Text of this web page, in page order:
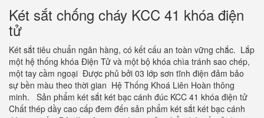
Két sắt chống cháy KCC 41 khóa điện
tử
Két sắt tiêu chuẩn ngân hàng, có kết cấu an toàn vững chắc. Lắp
một hệ thống khóa Điện Tử và một bộ khóa chìa tránh sao chép,
một tay cầm ngoại Được phủ bởi 03 lớp sơn tĩnh điện đảm bảo
sự bền màu theo thời gian Hệ Thống Khoá Liên Hoàn thông
minh. Sản phẩm két sắt két bạc cánh đúc KCC 41 khóa điện tử
Chất thép dầy cao cấp đem đến sản phẩm két sắt két bạc cánh